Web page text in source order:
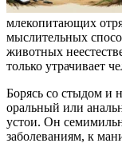
млекопитающих
мыслительных
животных
только утрачивает
Борясь со стыдом и
оральный или
устои. Он
заболеваниям, к